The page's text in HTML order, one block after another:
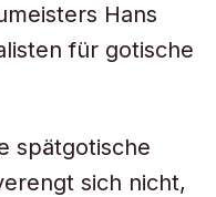
Hans
für gotische
spätgotische
sich nicht,